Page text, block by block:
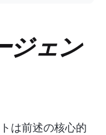
ジェン
は前述の核心的